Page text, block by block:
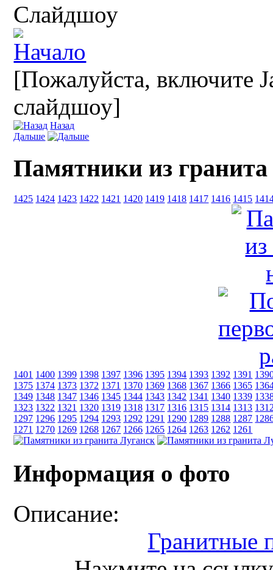
Слайдшоу
[Пожалуйста, включите
слайдшоу]
Назад
Дальше
Памятники из
1425 1424 1423 1422 1421 1420 1419 1418 1417 1416 1415
1401 1400 1399 1398 1397 1396 1395 1394 1393 1392 1391
1375 1374 1373 1372 1371 1370 1369 1368 1367 1366 1365
1349 1348 1347 1346 1345 1344 1343 1342 1341 1340 1339
1323 1322 1321 1320 1319 1318 1317 1316 1315 1314 1313
1297 1296 1295 1294 1293 1292 1291 1290 1289 1288 1287
1271 1270 1269 1268 1267 1266 1265 1264 1263 1262 1261
Информация о фото
Описание:
Гранитные